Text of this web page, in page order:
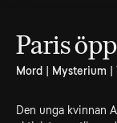
Paris
Mord | Mysterium |
Den unga kvinnan